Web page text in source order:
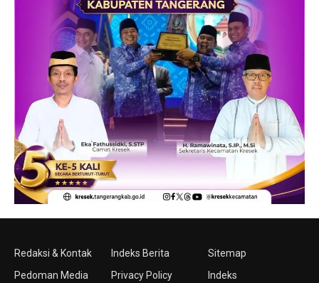
Redaksi & Kontak
Pedoman Media
Indeks Berita
Privacy Policy
Sitemap
Indeks